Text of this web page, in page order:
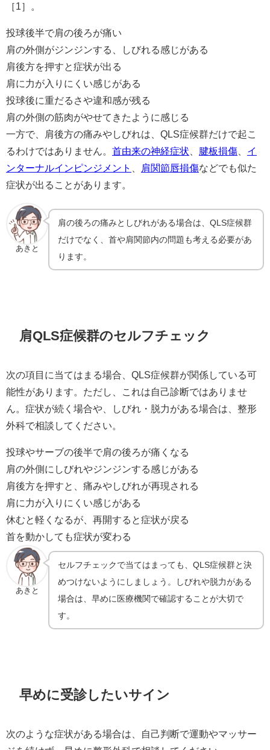
［1］。
投球後半で肩の後ろが痛い
肩の外側がジンジンする、しびれる感じがある
肩後方を押すと症状が出る
肩に力が入りにくい感じがある
投球後に重だるさや違和感が残る
肩の外側の筋肉がやせてきたように感じる
一方で、肩後方の痛みやしびれは、QLS症候群だけで起こ
るわけではありません。 首由来の神経症状 腱板損傷
イ
ンターナルインピンジメント
肩関節唇損傷などでも似た
症状が出ることがあります。
あきと
肩の後ろの痛みとしびれがある場合は、QLS症候群
だけでなく、首や肩関節内の問題も考える必要があ
ります。
肩QLS症候群のセルフチェック
次の項目に当てはまる場合、QLS症候群が関係している可
能性があります。ただし、これは自己診断ではありませ
ん。症状が続く場合や、しびれ・脱力がある場合は、整形
外科で相談してください。
投球やサーブの後半で肩の後ろが痛くなる
肩の外側にしびれやジンジンする感じがある
肩後方を押すと、痛みやしびれが再現される
肩に力が入りにくい感じがある
休むと軽くなるが、再開すると症状が戻る
首を動かしても症状が変わる
あきと
セルフチェックで当てはまっても、QLS症候群と決
めつけないようにしましょう。しびれや脱力がある
場合は、早めに医療機関で確認することが大切で
す。
早めに受診したいサイン
次のような症状がある場合は、自己判断で運動やマッサー